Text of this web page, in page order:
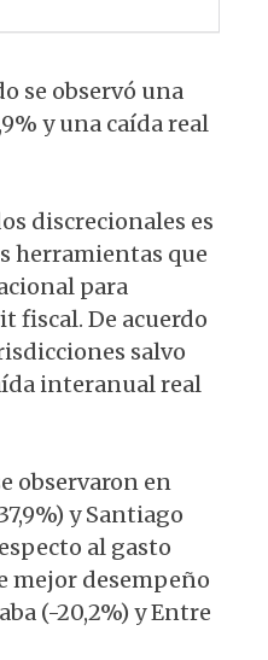
se observó una
y una caída real
discrecionales es
herramientas que
para
fiscal. De acuerdo
salvo
interanual real
observaron en
y Santiago
al gasto
mejor desempeño
(-20,2%) y Entre